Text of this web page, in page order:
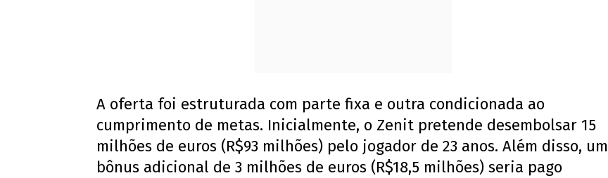
A oferta foi estruturada com parte fixa e outra condicionada ao
cumprimento de metas. Inicialmente, o Zenit pretende desembolsar 15
milhões de euros (R$93 milhões) pelo jogador de 23 anos. Além disso, um
bônus adicional de 3 milhões de euros (R$18,5 milhões) seria pago